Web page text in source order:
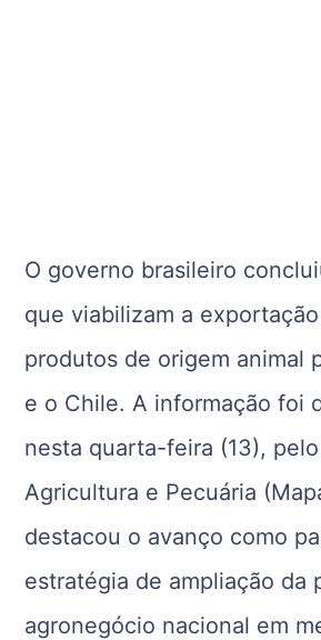
O governo brasileiro
que viabilizam a
produtos de origem animal
e o Chile. A informação foi
nesta quarta-feira (13),
Agricultura e Pecuária
destacou o avanço como
estratégia de ampliação da
agronegócio nacional em